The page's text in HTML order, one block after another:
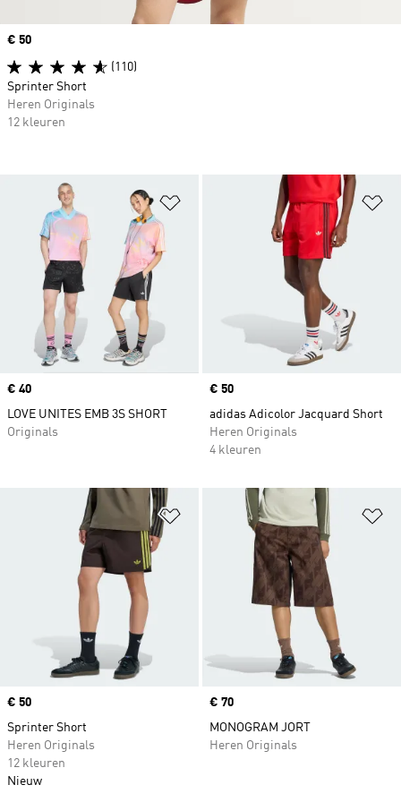
Op verlanglijst zetten
Price
€ 40
LOVE UNITES EMB 3S SHORT
Originals
Price
€ 50
adidas Adicolor Jacquard Short
Heren Originals
4 kleuren
Op verlanglijst zetten
Price
€ 50
Sprinter Short
Heren Originals
12 kleuren
Nieuw
Price
€ 70
MONOGRAM JORT
Heren Originals
Price
€ 50
(110)
Sprinter Short
Heren Originals
12 kleuren